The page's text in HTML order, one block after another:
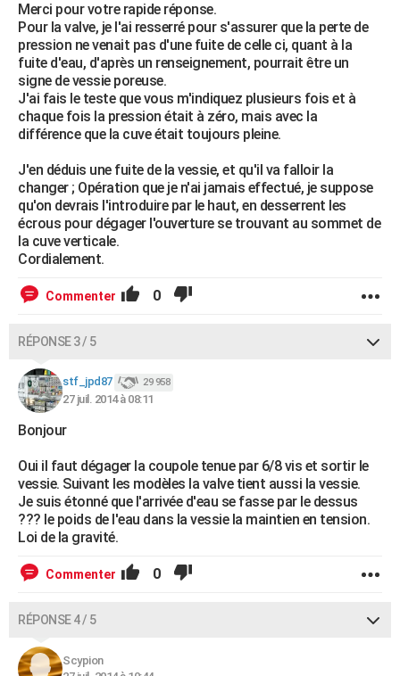
Merci pour votre rapide réponse.
Pour la valve, je l'ai resserré pour s'assurer que la perte de
pression ne venait pas d'une fuite de celle ci, quant à la
fuite d'eau, d'après un renseignement, pourrait être un
signe de vessie poreuse.
J'ai fais le teste que vous m'indiquez plusieurs fois et à
chaque fois la pression était à zéro, mais avec la
différence que la cuve était toujours pleine.
J'en déduis une fuite de la vessie, et qu'il va falloir la
changer ; Opération que je n'ai jamais effectué, je suppose
qu'on devrais l'introduire par le haut, en desserrent les
écrous pour dégager l'ouverture se trouvant au sommet de
la cuve verticale.
Cordialement.
Commenter 0
RÉPONSE 3 / 5
stf_jpd87 29 958
27 juil. 2014 à 08:11
Bonjour
Oui il faut dégager la coupole tenue par 6/8 vis et sortir le
vessie. Suivant les modèles la valve tient aussi la vessie.
Je suis étonné que l'arrivée d'eau se fasse par le dessus
??? le poids de l'eau dans la vessie la maintien en tension.
Loi de la gravité.
Commenter 0
RÉPONSE 4 / 5
Scypion